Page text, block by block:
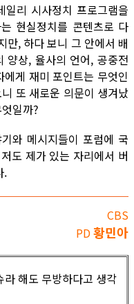
리 시사정치 프로그램을
현실정치를 콘텐츠로 다
만, 하다 보니 그 안에서 배
양상, 율사의 언어, 공중전
게 재미 포인트는 무엇인
또 새로운 의문이 생겨났
일까?
와 메시지들이 포럼에 국
도 제가 있는 자리에서 버
.
CBS
PD황민아
해도 무방하다고 생각